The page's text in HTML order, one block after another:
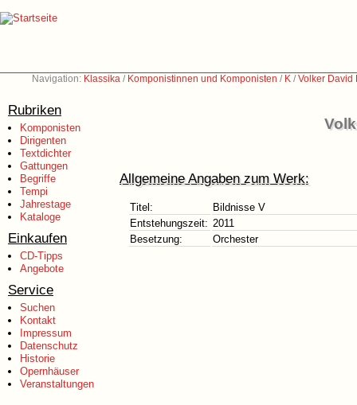
Navigation: Klassika / Komponistinnen und Komponisten / K /Volker David
Rubriken
Komponisten
Dirigenten
Textdichter
Gattungen
Begriffe
Tempi
Jahrestage
Kataloge
Einkaufen
CD-Tipps
Angebote
Service
Suchen
Kontakt
Impressum
Datenschutz
Historie
Opernhäuser
Veranstaltungen
Allgemeine Angaben zum Werk:
Titel:
Bildnisse V
Entstehungszeit: 2011
Besetzung:
Orchester